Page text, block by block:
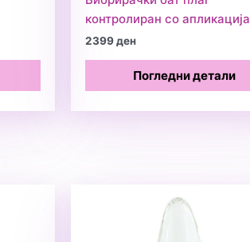
контролиран со апликација
2399ден
Погледни детали